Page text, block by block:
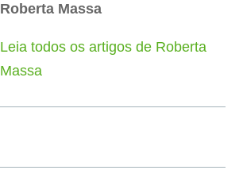
Roberta Massa
Leia todos os artigos de Roberta
Massa